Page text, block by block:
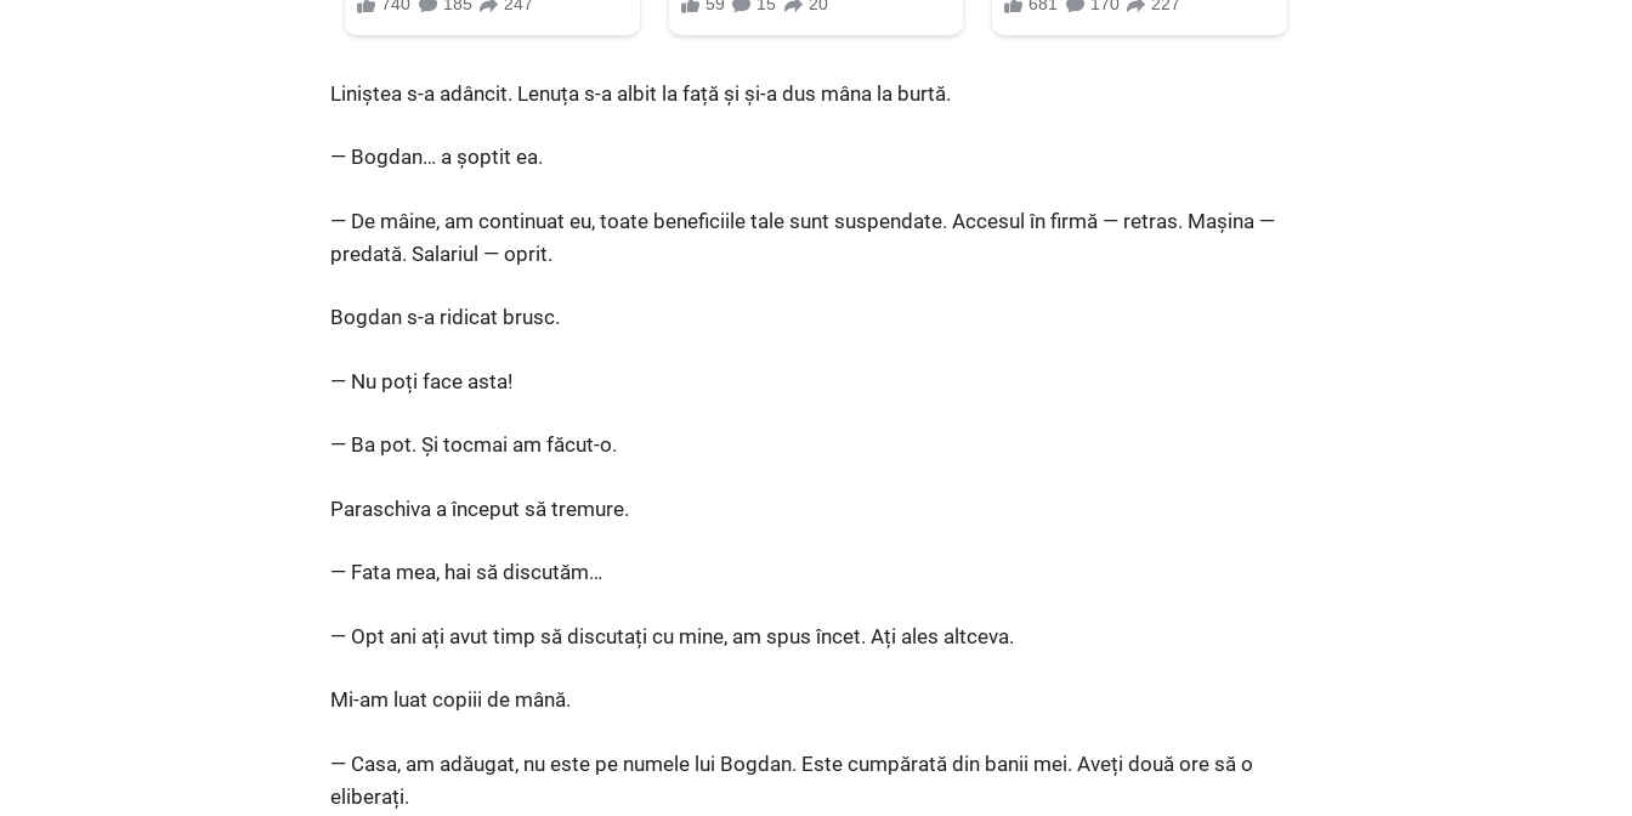
Liniștea s-a adâncit. Lenuța s-a albit la față și și-a dus mâna la burtă.
— Bogdan… a șoptit ea.
— De mâine, am continuat eu, toate beneficiile tale sunt suspendate. Accesul în firmă — retras. Mașina —
predată. Salariul — oprit.
Bogdan s-a ridicat brusc.
— Nu poți face asta!
— Ba pot. Și tocmai am făcut-o.
Paraschiva a început să tremure.
— Fata mea, hai să discutăm…
— Opt ani ați avut timp să discutați cu mine, am spus încet. Ați ales altceva.
Mi-am luat copiii de mână.
— Casa, am adăugat, nu este pe numele lui Bogdan. Este cumpărată din banii mei. Aveți două ore să o
eliberați.